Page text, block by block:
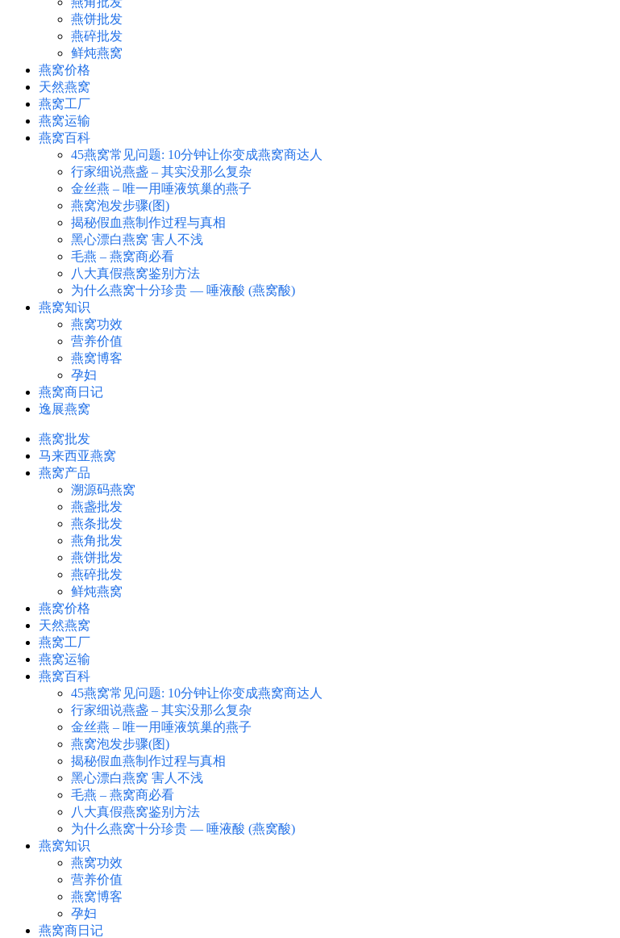
燕饼批发
燕碎批发
鲜炖燕窝
燕窝价格
天然燕窝
燕窝工厂
燕窝运输
燕窝百科
45燕窝常见问题: 10分钟让你变成燕窝商达人
行家细说燕盏 – 其实没那么复杂
金丝燕 – 唯一用唾液筑巢的燕子
燕窝泡发步骤(图)
揭秘假血燕制作过程与真相
黑心漂白燕窝 害人不浅
毛燕 – 燕窝商必看
八大真假燕窝鉴别方法
为什么燕窝十分珍贵 — 唾液酸 (燕窝酸)
燕窝知识
燕窝功效
营养价值
燕窝博客
孕妇
燕窝商日记
逸展燕窝
燕窝批发
马来西亚燕窝
燕窝产品
溯源码燕窝
燕盏批发
燕条批发
燕角批发
燕饼批发
燕碎批发
鲜炖燕窝
燕窝价格
天然燕窝
燕窝工厂
燕窝运输
燕窝百科
45燕窝常见问题: 10分钟让你变成燕窝商达人
行家细说燕盏 – 其实没那么复杂
金丝燕 – 唯一用唾液筑巢的燕子
燕窝泡发步骤(图)
揭秘假血燕制作过程与真相
黑心漂白燕窝 害人不浅
毛燕 – 燕窝商必看
八大真假燕窝鉴别方法
为什么燕窝十分珍贵 — 唾液酸 (燕窝酸)
燕窝知识
燕窝功效
营养价值
燕窝博客
孕妇
燕窝商日记